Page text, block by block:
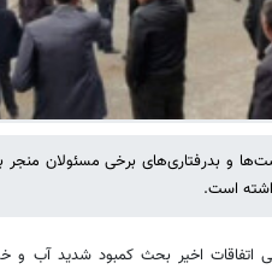
و بدرفتاری‌های برخی مسئولان
است.
اتفاقات اخیر بحث کمبود شدید آب و